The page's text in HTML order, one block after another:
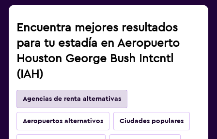
Encuentra mejores resultados
para tu estadía en Aeropuerto
Houston George Bush Intcntl
(IAH)
Agencias de renta alternativas
Aeropuertos alternativos Ciudades populares